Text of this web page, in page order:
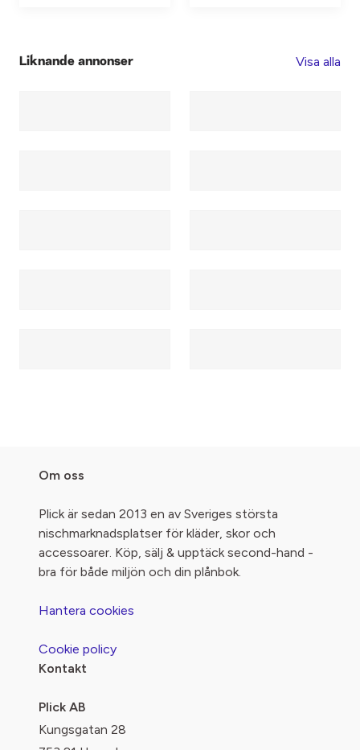
Liknande annonser Visa alla
Om oss
Plick är sedan 2013 en av Sveriges största
nischmarknadsplatser för kläder, skor och
accessoarer. Köp, sälj & upptäck second-hand -
bra för både miljön och din plånbok.
Hantera cookies
Cookie policy
Kontakt
Plick AB
Kungsgatan 28